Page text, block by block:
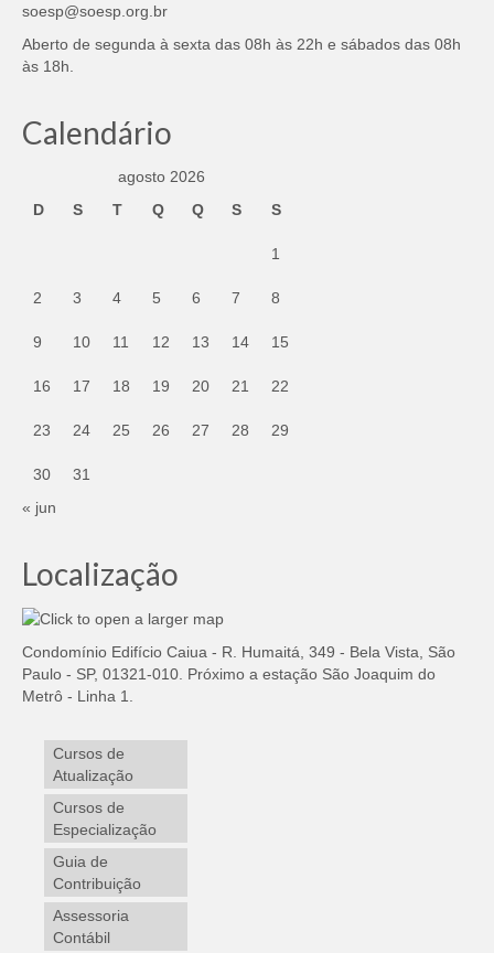
soesp@soesp.org.br
Aberto de segunda à sexta das 08h às 22h e sábados das 08h
às 18h.
Calendário
agosto 2026
D
S T Q Q S S
1
2 3 4 5 6 7 8
9 10 11 12 13 14 15
16 17 18 19 20 21 22
23 24 25 26 27 28 29
30
31
« jun
Localização
Condomínio Edifício Caiua - R. Humaitá, 349 - Bela Vista, São
Paulo - SP, 01321-010. Próximo a estação São Joaquim do
Metrô - Linha 1.
Cursos de
Atualização
Cursos de
Especialização
Guia de
Contribuição
Assessoria
Contábil